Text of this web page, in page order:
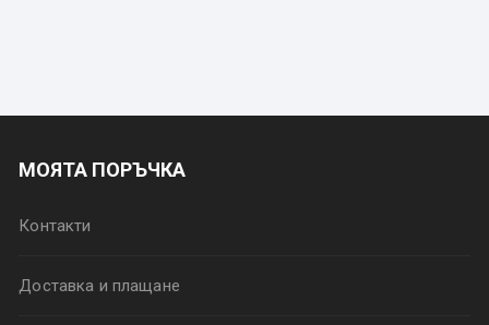
МОЯТА ПОРЪЧКА
Контакти
Доставка и плащане